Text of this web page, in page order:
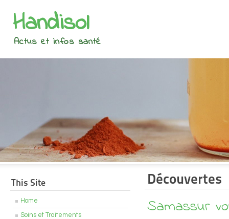
Handisol
Actus et infos santé
This Site
Home
Soins et Traitements
Découvertes
Samassur